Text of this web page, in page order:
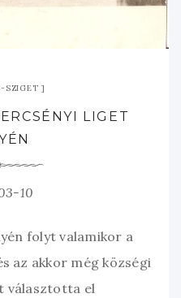
SZIGET
LIGET
10
folyt valamikor a
az akkor még községi
választotta el